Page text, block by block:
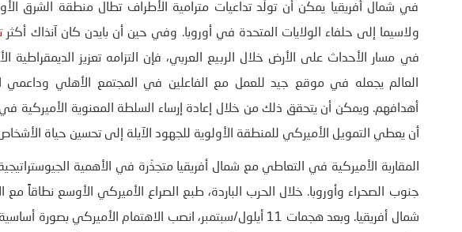
في شمال أفريقيا يمكن أن تولّد تداعيات مترامية الأطراف تطال منطقة الشرق
ولاسيما إلى حلفاء الولايات المتحدة في أوروبا. وفي حين أن بايدن كان آنذاك أكثر
في مسار الأحداث على الأرض خلال الربيع العربي، فإن التزامه تعزيز
العالم يجعله في موقع جيد للعمل مع الفاعلين في المجتمع الأهلي وداعمي
أهدافهم. ويمكن أن يتحقق ذلك من خلال إعادة إرساء السلطة المعنوية الأميركية
أن يعطي التمويل الأميركي للمنطقة الأولوية للجهود الآيلة إلى تحسين حياة
المقاربة الأميركية في التعاطي مع شمال أفريقيا متجذّرة في الأهمية
جنوب الصحراء وأوروبا. خلال الحرب الباردة، طبع الصراع الأميركي الأوسع نطاقاً مع
شمال أفريقيا. وبعد هجمات 11 أيلول/سبتمبر، انصب الاهتمام